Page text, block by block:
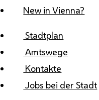
New in Vienna?
Stadtplan
Amtswege
Kontakte
Jobs bei der Stadt